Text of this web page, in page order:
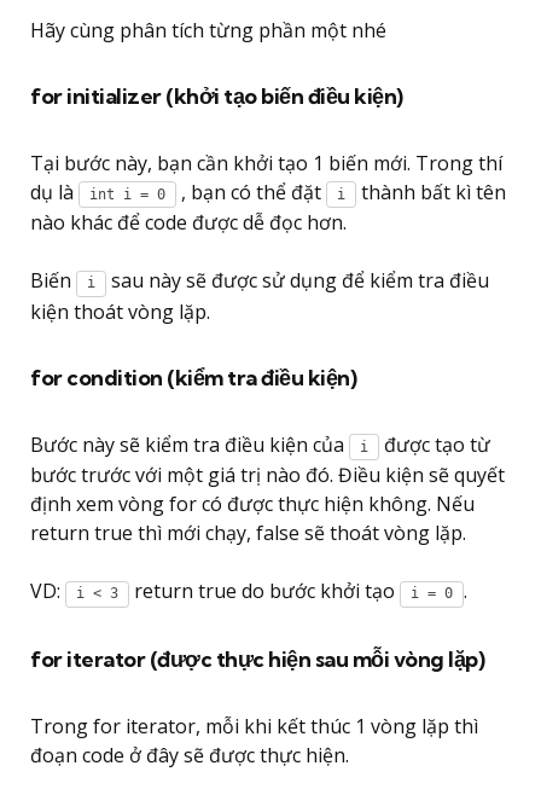
Hãy cùng phân tích từng phần một nhé
for initializer (khởi tạo biến điều kiện)
Tại bước này, bạn cần khởi tạo 1 biến mới. Trong thí
dụ là
int i = 0 , bạn có thể đặt i
thành bất kì tên
nào khác để code được dễ đọc hơn.
Biến i
sau này sẽ được sử dụng để kiểm tra điều
kiện thoát vòng lặp.
for condition (kiểm tra điều kiện)
Bước này sẽ kiểm tra điều kiện của i
được tạo từ
bước trước với một giá trị nào đó. Điều kiện sẽ quyết
định xem vòng for có được thực hiện không. Nếu
return true thì mới chạy, false sẽ thoát vòng lặp.
VD: i < 3 return true do bước khởi tạo i = 0 .
for iterator (được thực hiện sau mỗi vòng lặp)
Trong for iterator, mỗi khi kết thúc 1 vòng lặp thì
đoạn code ở đây sẽ được thực hiện.